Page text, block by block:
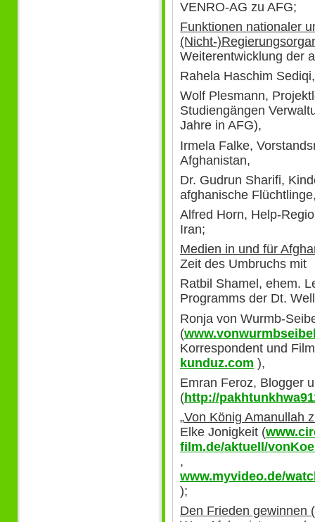
VENRO-AG zu AFG;
Funktionen nationaler
(Nicht-
Weiterentwicklung der
Rahela Haschim Sediqi,
Wolf Plesmann,
Studiengängen
Jahre in AFG),
Irmela Falke,
Afghanistan,
Dr. Gudrun Sharifi,
afghanische
Alfred Horn, Help-
Iran;
Medien in und für
Zeit des Umbruchs mit
Ratbil Shamel, ehem.
Programms der Dt.
Ronja von Wurmb-
(
Korrespondent und
kunduz.com ),
Emran Feroz, Blogger
(http://
„Von König Amanullah
Elke Jonigkeit (
film.de/aktuell/
,
www.myvideo.de/
);
Den Frieden gewinnen